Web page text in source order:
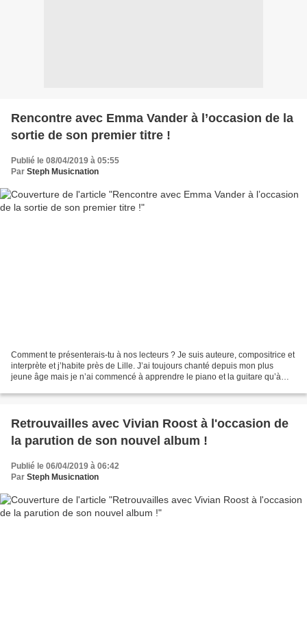
Rencontre avec Emma Vander à l’occasion de la
sortie de son premier titre !
Publié le 08/04/2019 à 05:55
Par Steph Musicnation
Comment te présenterais-tu à nos lecteurs ? Je suis auteure, compositrice et
interprète et j’habite près de Lille. J’ai toujours chanté depuis mon plus
jeune âge mais je n’ai commencé à apprendre le piano et la guitare qu’à
Retrouvailles avec Vivian Roost à l'occasion de
la parution de son nouvel album !
Publié le 06/04/2019 à 06:42
Par Steph Musicnation